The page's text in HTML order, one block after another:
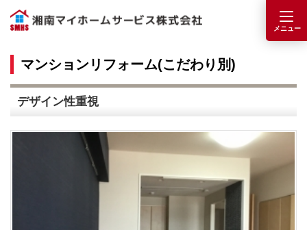
マンションリフォーム(こだわり別)
デザイン性重視